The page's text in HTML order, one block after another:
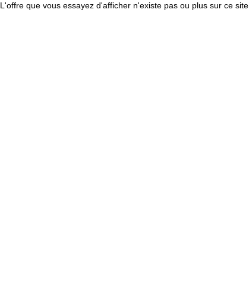
L'offre que vous essayez d'afficher n'existe pas ou plus sur ce site.